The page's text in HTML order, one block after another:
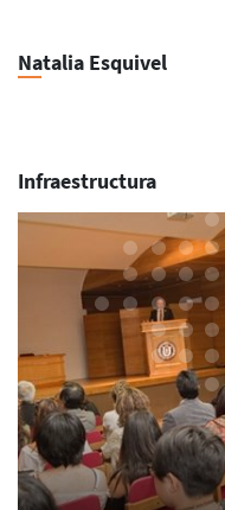
Natalia Esquivel
Infraestructura